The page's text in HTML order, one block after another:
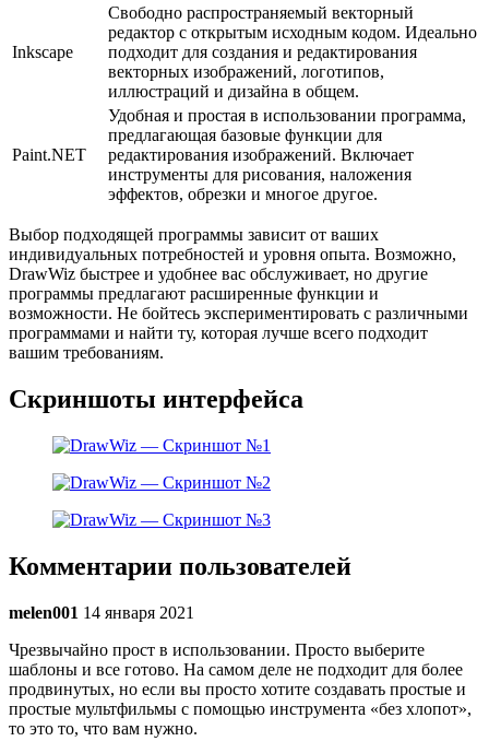
Inkscape
Свободно распространяемый векторный
редактор с открытым исходным кодом. Идеально
подходит для создания и редактирования
векторных изображений, логотипов,
иллюстраций и дизайна в общем.
Paint.NET
Удобная и простая в использовании программа,
предлагающая базовые функции для
редактирования изображений. Включает
инструменты для рисования, наложения
эффектов, обрезки и многое другое.
Выбор подходящей программы зависит от ваших
индивидуальных потребностей и уровня опыта. Возможно,
DrawWiz быстрее и удобнее вас обслуживает, но другие
программы предлагают расширенные функции и
возможности. Не бойтесь экспериментировать с различными
программами и найти ту, которая лучше всего подходит
вашим требованиям.
Скриншоты интерфейса
Комментарии пользователей
melen001 14 января 2021
Чрезвычайно прост в использовании. Просто выберите
шаблоны и все готово. На самом деле не подходит для более
продвинутых, но если вы просто хотите создавать простые и
простые мультфильмы с помощью инструмента «без хлопот»,
то это то, что вам нужно.